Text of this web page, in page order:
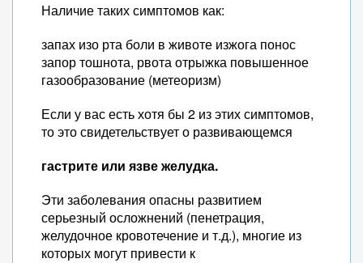
Наличие таких симптомов как:
запах изо рта боли в животе изжога понос
запор тошнота, рвота отрыжка повышенное
газообразование (метеоризм)
Если у вас есть хотя бы 2 из этих симптомов,
то это свидетельствует о развивающемся
гастрите или язве желудка.
Эти заболевания опасны развитием
серьезный осложнений (пенетрация,
желудочное кровотечение и т.д.), многие из
которых могут привести к